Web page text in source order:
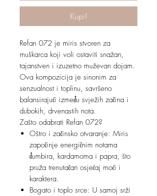
Kupi!
Refan 072 je miris stvoren za
muškarca koji voli ostaviti snažan,
tajanstven i izuzetno muževan dojam.
Ova kompozicija je sinonim za
senzualnost i toplinu, savršeno
balansirajući između svježih začina i
dubokih, drvenastih nota.
Zašto odabrati Refan 072?
Oštro i začinsko otvaranje: Miris
započinje energičnim notama
đumbira, kardamoma i papra, što
pruža trenutačan osjećaj moći i
karaktera.
Bogato i toplo srce: U samoj srži